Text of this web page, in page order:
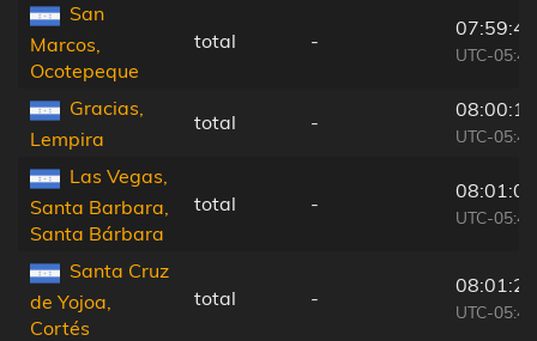
San
Marcos,
Ocotepeque
total -
07:59:44
UTC-05:48
Gracias,
Lempira
total -
08:00:16
UTC-05:48
Las Vegas,
Santa Barbara,
Santa Bárbara
total -
08:01:03
UTC-05:48
Santa Cruz
de Yojoa,
Cortés
total -
08:01:20
UTC-05:48